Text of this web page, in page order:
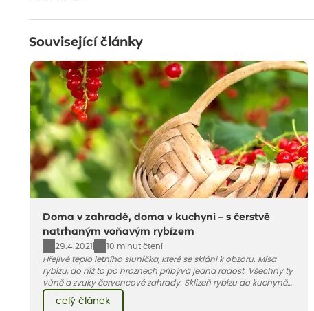
Související články
Doma v zahradě, doma v kuchyni – s čerstvě
natrhaným voňavým rybízem
29.4.2021
10 minut čtení
Hřejivé teplo letního sluníčka, které se sklání k obzoru. Mísa
rybízu, do níž to po hroznech přibývá jedna radost. Všechny ty
vůně a zvuky červencové zahrady. Sklizeň rybízu do kuchyně
vnese neuvěřitelný klid a radost. A taky trochu bezstarostnosti
dětství při mlsání babiččina drobenkového koláče s rybízem.
celý článek